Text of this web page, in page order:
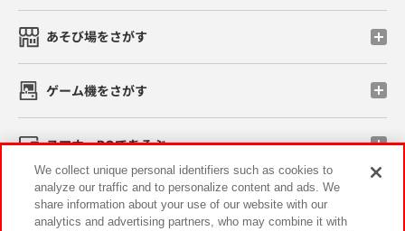
あそび場をさがす
ゲーム機をさがす
スマホ・PCであそぶ
イベント・キャンペーン
We collect unique personal identifiers such as cookies to
analyze our traffic and to personalize content and ads. We
share information about your use of our website with our
analytics and advertising partners, who may combine it with